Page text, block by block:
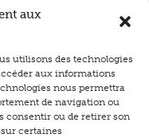
aux
utilisons des technologies
aux informations
nous permettra
de navigation ou
consentir ou de retirer son
certaines